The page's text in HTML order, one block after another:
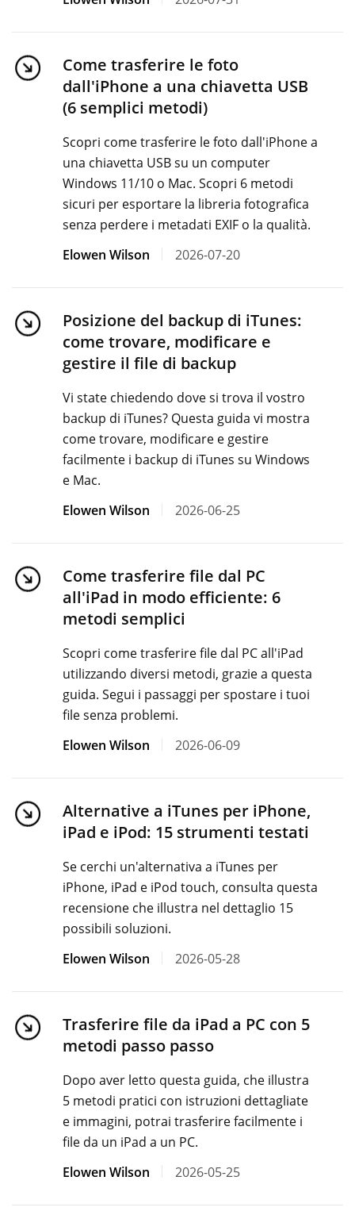
Come trasferire le foto
dall'iPhone a una chiavetta USB
(6 semplici metodi)
Scopri come trasferire le foto dall'iPhone a
una chiavetta USB su un computer
Windows 11/10 o Mac. Scopri 6 metodi
sicuri per esportare la libreria fotografica
senza perdere i metadati EXIF ​​o la qualità.
Elowen Wilson
2026-07-20
Posizione del backup di iTunes:
come trovare, modificare e
gestire il file di backup
Vi state chiedendo dove si trova il vostro
backup di iTunes? Questa guida vi mostra
come trovare, modificare e gestire
facilmente i backup di iTunes su Windows
e Mac.
Elowen Wilson
2026-06-25
Come trasferire file dal PC
all'iPad in modo efficiente: 6
metodi semplici
Scopri come trasferire file dal PC all'iPad
utilizzando diversi metodi, grazie a questa
guida. Segui i passaggi per spostare i tuoi
file senza problemi.
Elowen Wilson
2026-06-09
Alternative a iTunes per iPhone,
iPad e iPod: 15 strumenti testati
Se cerchi un'alternativa a iTunes per
iPhone, iPad e iPod touch, consulta questa
recensione che illustra nel dettaglio 15
possibili soluzioni.
Elowen Wilson
2026-05-28
Trasferire file da iPad a PC con 5
metodi passo passo
Dopo aver letto questa guida, che illustra
5 metodi pratici con istruzioni dettagliate
e immagini, potrai trasferire facilmente i
file da un iPad a un PC.
Elowen Wilson
2026-05-25